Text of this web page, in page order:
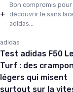
+
Bon compromis pour
découvrir le sans
adidas...
adidas
Test adidas F50
Turf : des
légers qui misent
surtout sur la